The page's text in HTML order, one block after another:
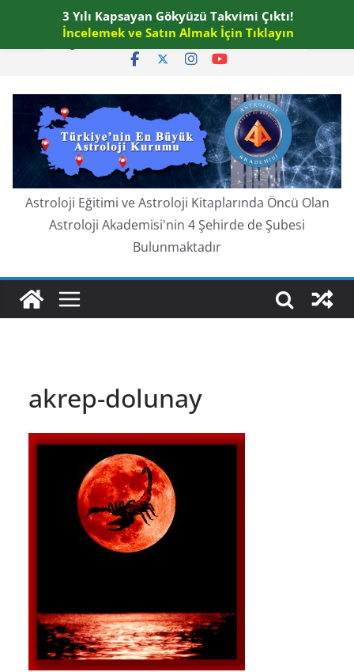
content
Cuma, Ağustos 7, 2026
Astroloji Eğitimi ve Astroloji Kitaplarında Öncü Olan
Astroloji Akademisi'nin 4 Şehirde de Şubesi
Bulunmaktadır
akrep-dolunay
3 Yılı Kapsayan Gökyüzü Takvimi Çıktı!
İncelemek ve Satın Almak İçin Tıklayın